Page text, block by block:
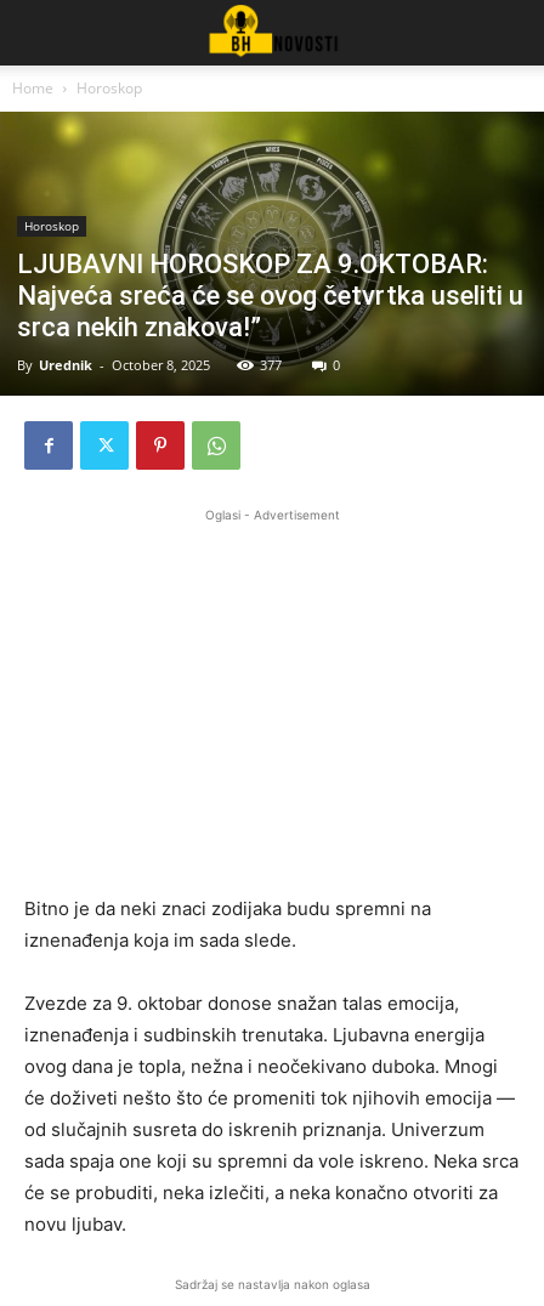
Home Horoskop
Horoskop
LJUBAVNI HOROSKOP ZA 9.OKTOBAR:
Najveća sreća će se ovog četvrtka useliti u
srca nekih znakova!”
By Urednik - October 8, 2025 377 0
Oglasi - Advertisement
Bitno je da neki znaci zodijaka budu spremni na
iznenađenja koja im sada slede.
Zvezde za 9. oktobar donose snažan talas emocija,
iznenađenja i sudbinskih trenutaka. Ljubavna energija
ovog dana je topla, nežna i neočekivano duboka. Mnogi
će doživeti nešto što će promeniti tok njihovih emocija —
od slučajnih susreta do iskrenih priznanja. Univerzum
sada spaja one koji su spremni da vole iskreno. Neka srca
će se probuditi, neka izlečiti, a neka konačno otvoriti za
novu ljubav.
Sadržaj se nastavlja nakon oglasa